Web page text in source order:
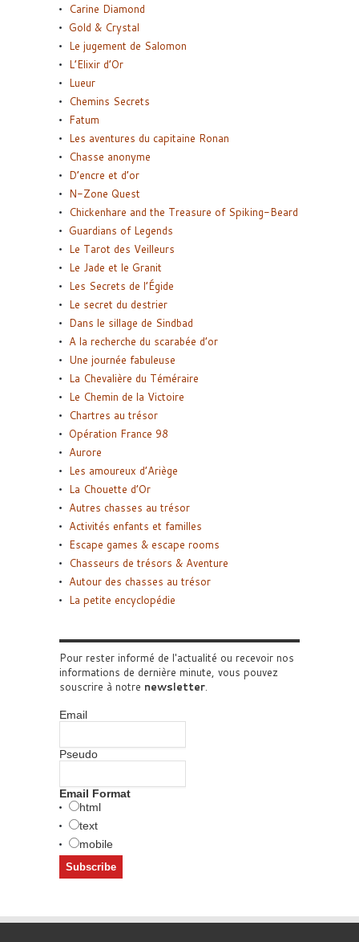
Carine Diamond
Gold & Crystal
Le jugement de Salomon
L’Elixir d’Or
Lueur
Chemins Secrets
Fatum
Les aventures du capitaine Ronan
Chasse anonyme
D’encre et d’or
N-Zone Quest
Chickenhare and the Treasure of Spiking-Beard
Guardians of Legends
Le Tarot des Veilleurs
Le Jade et le Granit
Les Secrets de l’Égide
Le secret du destrier
Dans le sillage de Sindbad
A la recherche du scarabée d’or
Une journée fabuleuse
La Chevalière du Téméraire
Le Chemin de la Victoire
Chartres au trésor
Opération France 98
Aurore
Les amoureux d’Ariège
La Chouette d’Or
Autres chasses au trésor
Activités enfants et familles
Escape games & escape rooms
Chasseurs de trésors & Aventure
Autour des chasses au trésor
La petite encyclopédie
Pour rester informé de l'actualité ou recevoir nos
informations de dernière minute, vous pouvez
souscrire à notre newsletter.
Email
Pseudo
Email Format
html
text
mobile